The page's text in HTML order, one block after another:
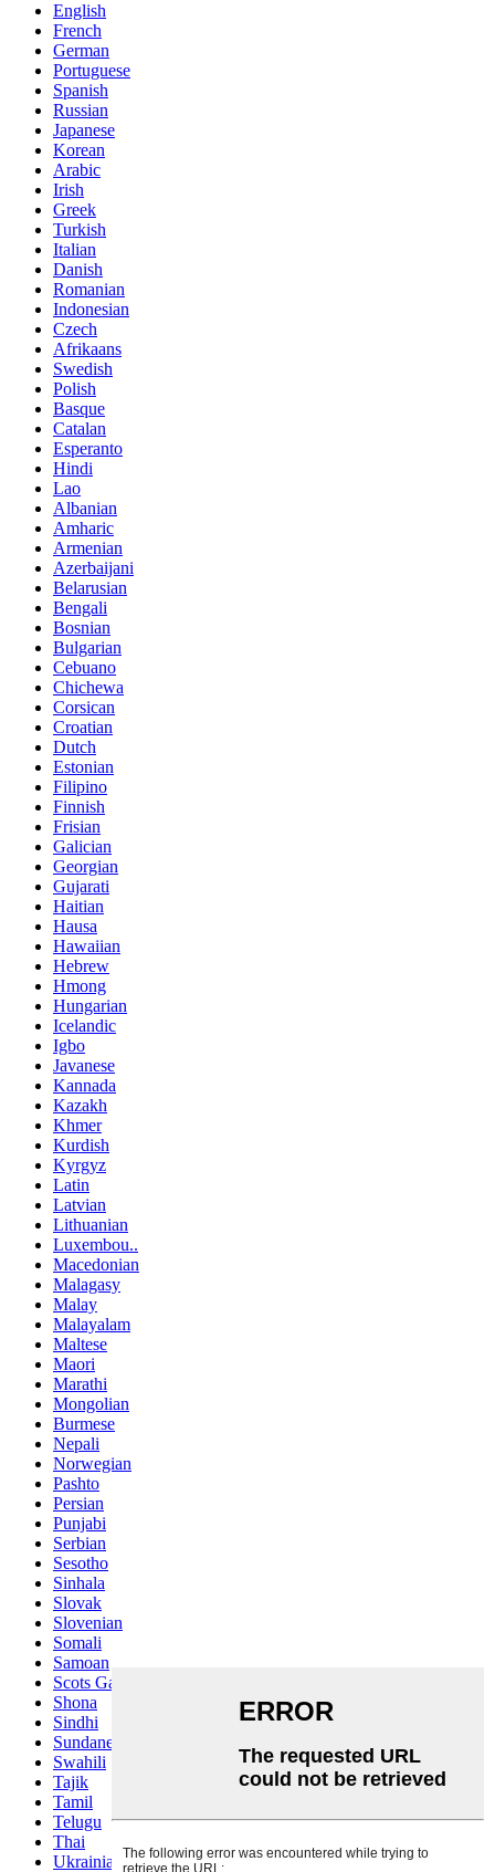
English
French
German
Portuguese
Spanish
Russian
Japanese
Korean
Arabic
Irish
Greek
Turkish
Italian
Danish
Romanian
Indonesian
Czech
Afrikaans
Swedish
Polish
Basque
Catalan
Esperanto
Hindi
Lao
Albanian
Amharic
Armenian
Azerbaijani
Belarusian
Bengali
Bosnian
Bulgarian
Cebuano
Chichewa
Corsican
Croatian
Dutch
Estonian
Filipino
Finnish
Frisian
Galician
Georgian
Gujarati
Haitian
Hausa
Hawaiian
Hebrew
Hmong
Hungarian
Icelandic
Igbo
Javanese
Kannada
Kazakh
Khmer
Kurdish
Kyrgyz
Latin
Latvian
Lithuanian
Luxembou..
Macedonian
Malagasy
Malay
Malayalam
Maltese
Maori
Marathi
Mongolian
Burmese
Nepali
Norwegian
Pashto
Persian
Punjabi
Serbian
Sesotho
Sinhala
Slovak
Slovenian
Somali
Samoan
Scots Gaelic
Shona
Sindhi
Sundanese
Swahili
Tajik
Tamil
Telugu
Thai
Ukrainian